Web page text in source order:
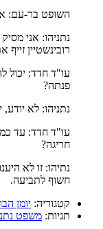
השופט בר-עם:
נתניהו: אני
רובינשטיין זייף
עו"ד חדד: יכול
פנתה?
נתניהו: לא יודע,
עו"ד חדד: עד
חריגה?
נתיהו: זו לא
חשוף לתביעה.
קטגוריה: יומן
תגיות: משפט